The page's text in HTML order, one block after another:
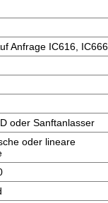
Anfrage IC616,
oder Sanftanlasser
oder lineare